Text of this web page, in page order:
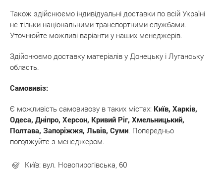
Також здійснюємо індивідуальні доставки по всій Україні
не тільки національними транспортними службами.
Уточнюйте можливі варіанти у наших менеджерів.
Здійснюємо доставку матеріалів у Донецьку і Луганську
область.
Самовивіз:
Є можливість самовивозу в таких містах: Київ, Харків,
Одеса, Дніпро, Херсон, Кривий Ріг, Хмельницький,
Полтава, Запоріжжя, Львів, Суми. Попередньо
погоджуйте з менеджером.
Київ: вул. Новопирогівська, 60